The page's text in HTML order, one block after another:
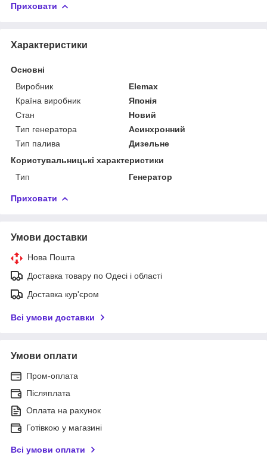
Приховати
Характеристики
Основні
Виробник
Elemax
Країна виробник
Японія
Стан
Новий
Тип генератора
Асинхронний
Тип палива
Дизельне
Користувальницькі характеристики
Тип
Генератор
Приховати
Умови доставки
Нова Пошта
Доставка товару по Одесі і області
Доставка кур'єром
Всі умови доставки
Умови оплати
Пром-оплата
Післяплата
Оплата на рахунок
Готівкою у магазині
Всі умови оплати